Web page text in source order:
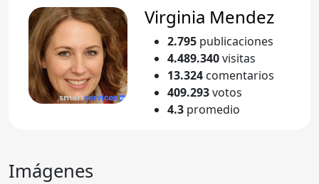
Virginia Mendez
2.795 publicaciones
4.489.340visitas
13.324 comentarios
409.293votos
4.3 promedio
Imágenes